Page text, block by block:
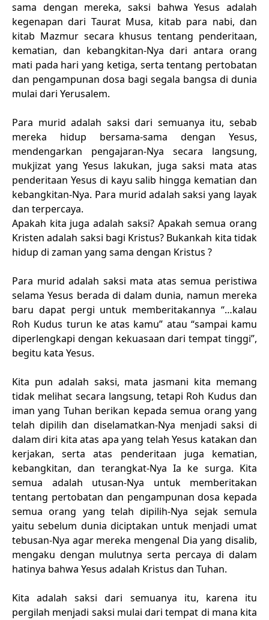
sama dengan mereka, saksi bahwa Yesus adalah
kegenapan dari Taurat Musa, kitab para nabi, dan
kitab Mazmur secara khusus tentang penderitaan,
kematian, dan kebangkitan-Nya dari antara orang
mati pada hari yang ketiga, serta tentang pertobatan
dan pengampunan dosa bagi segala bangsa di dunia
mulai dari Yerusalem.
Para murid adalah saksi dari semuanya itu, sebab
mereka hidup bersama-sama dengan Yesus,
mendengarkan pengajaran-Nya secara langsung,
mukjizat yang Yesus lakukan, juga saksi mata atas
penderitaan Yesus di kayu salib hingga kematian dan
kebangkitan-Nya. Para murid adalah saksi yang layak
dan terpercaya.
Apakah kita juga adalah saksi? Apakah semua orang
Kristen adalah saksi bagi Kristus? Bukankah kita tidak
hidup di zaman yang sama dengan Kristus ?
Para murid adalah saksi mata atas semua peristiwa
selama Yesus berada di dalam dunia, namun mereka
baru dapat pergi untuk memberitakannya “…kalau
Roh Kudus turun ke atas kamu” atau “sampai kamu
diperlengkapi dengan kekuasaan dari tempat tinggi”,
begitu kata Yesus.
Kita pun adalah saksi, mata jasmani kita memang
tidak melihat secara langsung, tetapi Roh Kudus dan
iman yang Tuhan berikan kepada semua orang yang
telah dipilih dan diselamatkan-Nya menjadi saksi di
dalam diri kita atas apa yang telah Yesus katakan dan
kerjakan, serta atas penderitaan juga kematian,
kebangkitan, dan terangkat-Nya Ia ke surga. Kita
semua adalah utusan-Nya untuk memberitakan
tentang pertobatan dan pengampunan dosa kepada
semua orang yang telah dipilih-Nya sejak semula
yaitu sebelum dunia diciptakan untuk menjadi umat
tebusan-Nya agar mereka mengenal Dia yang disalib,
mengaku dengan mulutnya serta percaya di dalam
hatinya bahwa Yesus adalah Kristus dan Tuhan.
Kita adalah saksi dari semuanya itu, karena itu
pergilah menjadi saksi mulai dari tempat di mana kita